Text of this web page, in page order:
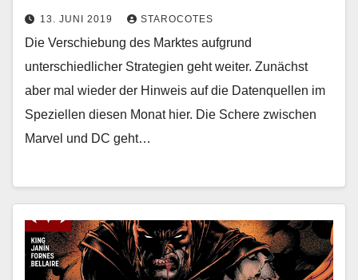
13. JUNI 2019 STAROCOTES
Die Verschiebung des Marktes aufgrund
unterschiedlicher Strategien geht weiter. Zunächst
aber mal wieder der Hinweis auf die Datenquellen im
Speziellen diesen Monat hier. Die Schere zwischen
Marvel und DC geht…